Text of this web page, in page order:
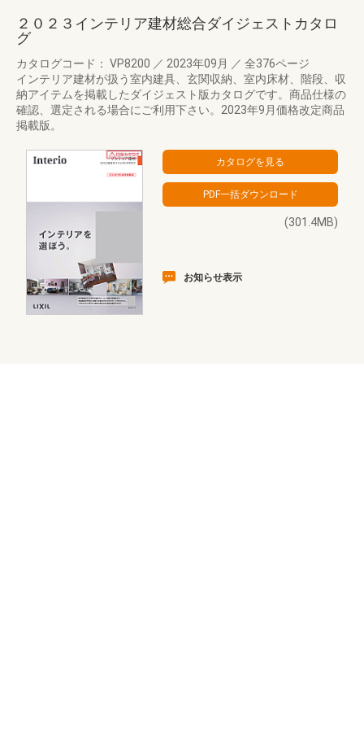
２０２３インテリア建材総合ダイジェストカタロ
グ
カタログコード： VP8200 ／ 2023年09月 ／ 全376ページ
インテリア建材が扱う室内建具、玄関収納、室内床材、階段、収
納アイテムを掲載したダイジェスト版カタログです。商品仕様の
確認、選定される場合にご利用下さい。2023年9月価格改定商品
掲載版。
(301.4MB)
お知らせ表示